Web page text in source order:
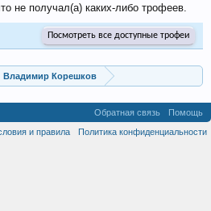
не получал(а) каких-либо трофеев.
Посмотреть все доступные трофеи
Владимир Корешков
Обратная связь
Помощь
и правила
Политика конфиденциальности